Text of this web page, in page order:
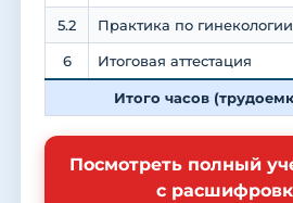
5.2 Практика по гинекологии
6 Итоговая аттестация
Итого часов
Посмотреть полный
с